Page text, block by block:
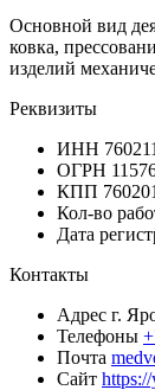
Основной вид
ковка,
изделий
Реквизиты
ИНН
ОГРН
КПП
Кол-во
Дата
Контакты
Адрес г.
Телефоны
Почта
Сайт